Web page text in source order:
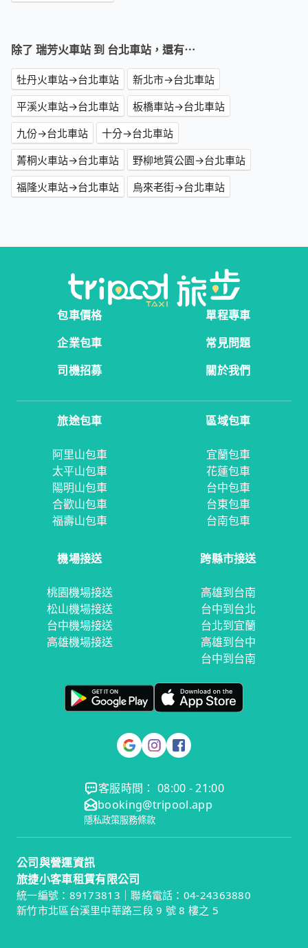
除了 瑞芳火車站 到 台北車站，還有⋯
牡丹火車站→台北車站
新北市→台北車站
平溪火車站→台北車站
板橋車站→台北車站
九份→台北車站
十分→台北車站
菁桐火車站→台北車站
野柳地質公園→台北車站
福隆火車站→台北車站
烏來老街→台北車站
包車價格
單程專車
企業包車
常見問題
司機招募
關於我們
旅途包車
阿里山包車
太平山包車
陽明山包車
合歡山包車
福壽山包車
區域包車
宜蘭包車
花蓮包車
台中包車
台東包車
台南包車
機場接送
桃園機場接送
松山機場接送
台中機場接送
高雄機場接送
跨縣市接送
高雄到台南
台中到台北
台北到宜蘭
高雄到台中
台中到台南
客服時間： 08:00 - 21:00
booking@tripool.app
隱私政策服務條款
公司與營運資訊
旅捷小客車租賃有限公司
統一編號：89173813｜聯絡電話：04-24363880
新竹市北區台溪里中華路三段 9 號 8 樓之 5